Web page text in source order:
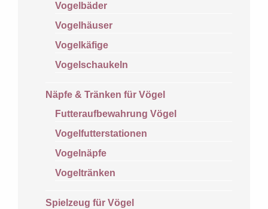
Vogelbäder
Vogelhäuser
Vogelkäfige
Vogelschaukeln
Näpfe & Tränken für Vögel
Futteraufbewahrung Vögel
Vogelfutterstationen
Vogelnäpfe
Vogeltränken
Spielzeug für Vögel